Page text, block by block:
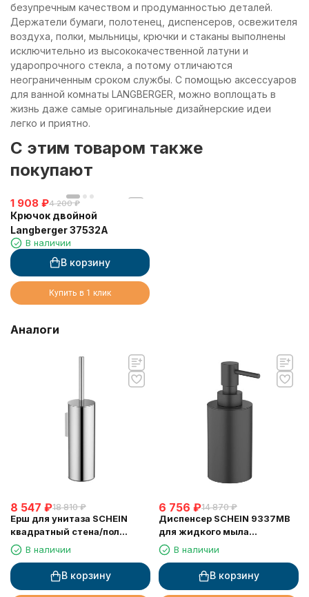
безупречным качеством и продуманностью деталей.
Держатели бумаги, полотенец, диспенсеров, освежителя
воздуха, полки, мыльницы, крючки и стаканы выполнены
исключительно из высококачественной латуни и
ударопрочного стекла, а потому отличаются
неограниченным сроком службы. С помощью аксессуаров
для ванной комнаты LANGBERGER, можно воплощать в
жизнь даже самые оригинальные дизайнерские идеи
легко и приятно.
C этим товаром также
покупают
1 908 ₽4 200 ₽
Крючок двойной
Langberger 37532A
В наличии
В корзину
Купить в 1 клик
Аналоги
8 547 ₽18 810 ₽
Ерш для унитаза SCHEIN
квадратный стена/пол
хромированный (9364CH)
В наличии
В корзину
6 756 ₽14 870 ₽
Диспенсер SCHEIN 9337MB
для жидкого мыла
настольный черный
В наличии
В корзину